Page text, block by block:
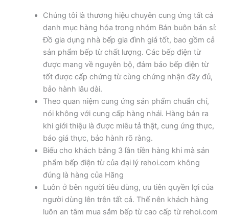
Chúng tôi là thương hiệu chuyên cung ứng tất cả
danh mục hàng hóa trong nhóm Bán buôn bán sỉ:
Đồ gia dụng nhà bếp gia đình giá tốt, bao gồm cả
sản phẩm bếp từ chất lượng. Các bếp điện từ
được mang về nguyên bộ, đảm bảo bếp điện từ
tốt được cấp chứng từ cùng chứng nhận đầy đủ,
bảo hành lâu dài.
Theo quan niệm cung ứng sản phẩm chuẩn chỉ,
nói không với cung cấp hàng nhái. Hàng bán ra
khi giới thiệu là được miêu tả thật, cung ứng thực,
báo giá thực, bảo hành rõ ràng.
Biếu cho khách bằng 3 lần tiền hàng khi mà sản
phẩm bếp điện từ của đại lý rehoi.com không
đúng là hàng của Hãng
Luôn ở bên người tiêu dùng, ưu tiên quyền lợi của
người dùng lên trên tất cả. Thế nên khách hàng
luôn an tâm mua sắm bếp từ cao cấp từ rehoi.com